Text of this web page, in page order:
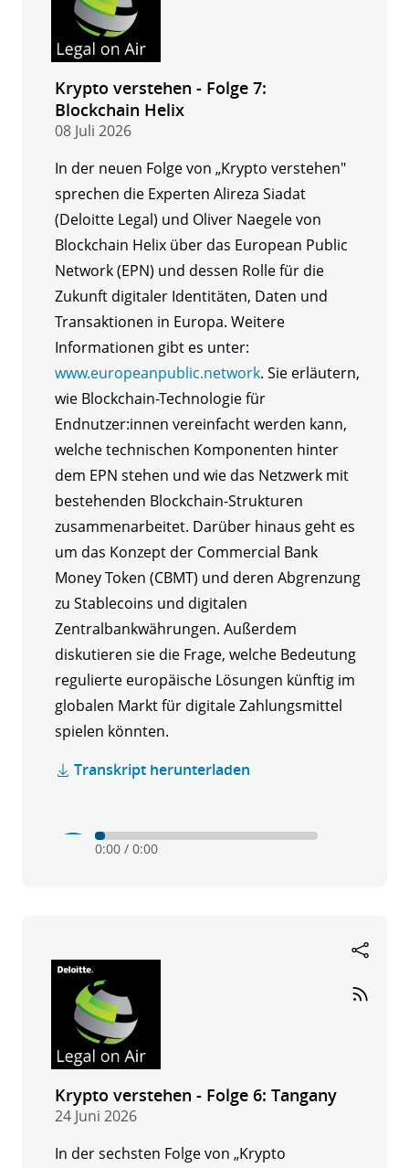
Krypto verstehen - Folge 7:
Blockchain Helix
08 Juli 2026
In der neuen Folge von „Krypto verstehen"
sprechen die Experten Alireza Siadat
(Deloitte Legal) und Oliver Naegele von
Blockchain Helix über das European Public
Network (EPN) und dessen Rolle für die
Zukunft digitaler Identitäten, Daten und
Transaktionen in Europa. Weitere
Informationen gibt es unter:
www.europeanpublic.network. Sie erläutern,
wie Blockchain-Technologie für
Endnutzer:innen vereinfacht werden kann,
welche technischen Komponenten hinter
dem EPN stehen und wie das Netzwerk mit
bestehenden Blockchain-Strukturen
zusammenarbeitet. Darüber hinaus geht es
um das Konzept der Commercial Bank
Money Token (CBMT) und deren Abgrenzung
zu Stablecoins und digitalen
Zentralbankwährungen. Außerdem
diskutieren sie die Frage, welche Bedeutung
regulierte europäische Lösungen künftig im
globalen Markt für digitale Zahlungsmittel
spielen könnten.
Transkript herunterladen
Helix
0:00 / 0:00
Krypto verstehen - Folge 6: Tangany
24 Juni 2026
In der sechsten Folge von „Krypto